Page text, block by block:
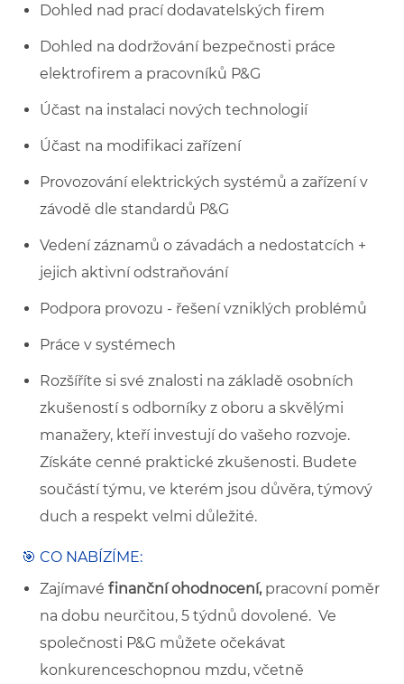
Dohled nad prací dodavatelských firem
Dohled na dodržování bezpečnosti práce
elektrofirem a pracovníků P&G
Účast na instalaci nových technologií
Účast na modifikaci zařízení
Provozování elektrických systémů a zařízení v
závodě dle standardů P&G
Vedení záznamů o závadách a nedostatcích +
jejich aktivní odstraňování
Podpora provozu - řešení vzniklých problémů
Práce v systémech
Rozšíříte si své znalosti na základě osobních
zkušeností s odborníky z oboru a skvělými
manažery, kteří investují do vašeho rozvoje.
Získáte cenné praktické zkušenosti. Budete
součástí týmu, ve kterém jsou důvěra, týmový
duch a respekt velmi důležité.
🎯 CO NABÍZÍME:
Zajímavé finanční ohodnocení, pracovní poměr
na dobu neurčitou, 5 týdnů dovolené. Ve
společnosti P&G můžete očekávat
konkurenceschopnou mzdu, včetně